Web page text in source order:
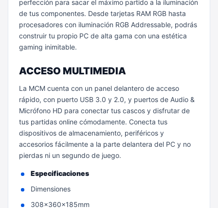
perfección para sacar el máximo partido a la iluminación
de tus componentes. Desde tarjetas RAM RGB hasta
procesadores con iluminación RGB Addressable, podrás
construir tu propio PC de alta gama con una estética
gaming inimitable.
ACCESO MULTIMEDIA
La MCM cuenta con un panel delantero de acceso
rápido, con puerto USB 3.0 y 2.0, y puertos de Audio &
Micrófono HD para conectar tus cascos y disfrutar de
tus partidas online cómodamente. Conecta tus
dispositivos de almacenamiento, periféricos y
accesorios fácilmente a la parte delantera del PC y no
pierdas ni un segundo de juego.
Especificaciones
Dimensiones
308x360x185mm